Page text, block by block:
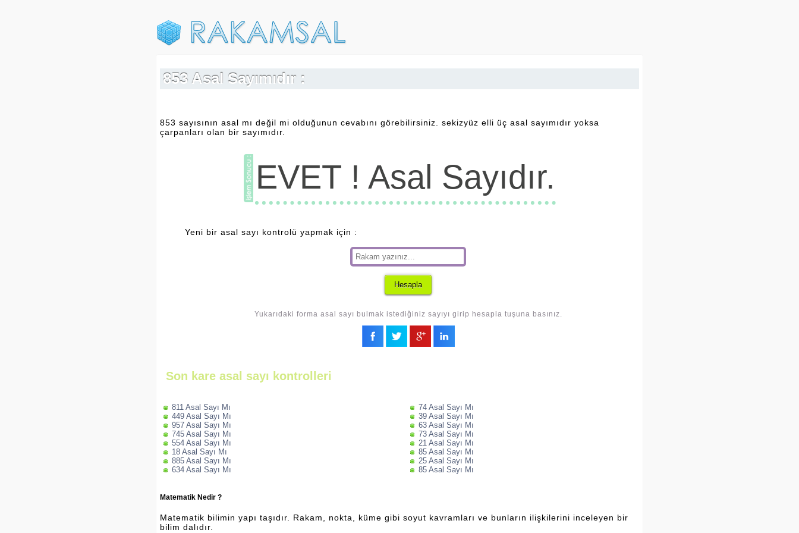
853 Asal Sayımıdır :
853 sayısının asal mı değil mi olduğunun cevabını görebilirsiniz. sekizyüz elli üç asal sayımıdır yoksa
çarpanları olan bir sayımıdır.
EVET ! Asal Sayıdır.
Yeni bir asal sayı kontrolü yapmak için :
Yukarıdaki forma asal sayı bulmak istediğiniz sayıyı girip hesapla tuşuna basınız.
Son kare asal sayı kontrolleri
811 Asal Sayı Mı
449 Asal Sayı Mı
957 Asal Sayı Mı
745 Asal Sayı Mı
554 Asal Sayı Mı
18 Asal Sayı Mı
885 Asal Sayı Mı
634 Asal Sayı Mı
74 Asal Sayı Mı
39 Asal Sayı Mı
63 Asal Sayı Mı
73 Asal Sayı Mı
21 Asal Sayı Mı
85 Asal Sayı Mı
25 Asal Sayı Mı
85 Asal Sayı Mı
Matematik Nedir ?
Matematik bilimin yapı taşıdır. Rakam, nokta, küme gibi soyut kavramları ve bunların ilişkilerini inceleyen bir
bilim dalıdır.